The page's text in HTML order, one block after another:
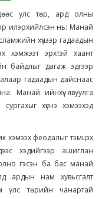
улс төр, ард олны
илэрхийлсэн нь: Манай
хүчээр гадаадын
хэмжээт эрхтэй хаант
байдлыг дагаж эдгээр
гадаадын дайснаас
Манай ийнхүү явуулга
хүснэ хэмээхэд
хэмээх феодалыг тэмцэх
хэдийгээр ашиглан
гэсэн ба бас манай
ардын нам хувьсгалт
улс төрийн чанартай